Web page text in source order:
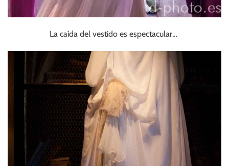
La caída del vestido es espectacular…